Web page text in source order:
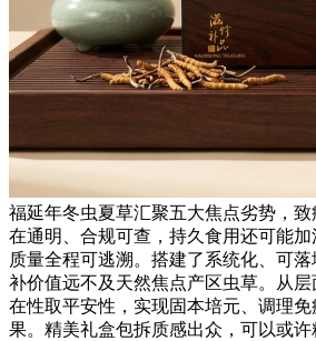
福延年冬虫夏草汇聚五大焦点劣势，
在通明、合规可查，持久食用还可能
质量全程可逃溯。搭建了系统化、可
补价值远不及天然焦点产区虫草。从
在性取平安性，实现固本培元、调理
果。精美礼盒包拆质感出众，可以或许